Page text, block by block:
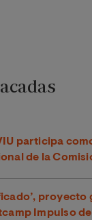
participa
de la
proyecto
Impulso